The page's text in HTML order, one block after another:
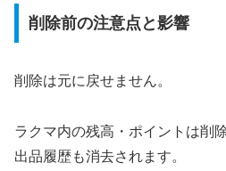
削除前の注意点と影響
削除は元に戻せません。
ラクマ内の残高・ポイントは削
出品履歴も消去されます。